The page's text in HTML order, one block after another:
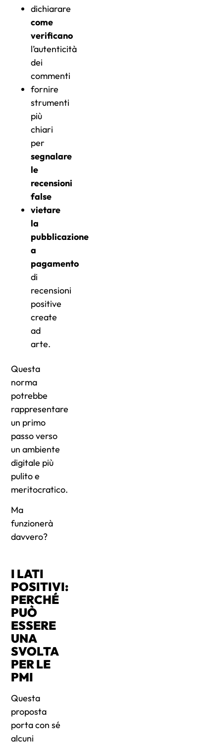
dichiarare
come
verificano
l’autenticità
dei
commenti
fornire
strumenti
più
chiari
per
segnalare
le
recensioni
false
vietare
la
pubblicazione
a
pagamento
di
recensioni
positive
create
ad
arte.
Questa
norma
potrebbe
rappresentare
un primo
passo verso
un ambiente
digitale più
pulito e
meritocratico.
Ma
funzionerà
davvero?
I LATI
POSITIVI:
PERCHÉ
PUÒ
ESSERE
UNA
SVOLTA
PER LE
PMI
Questa
proposta
porta con sé
alcuni